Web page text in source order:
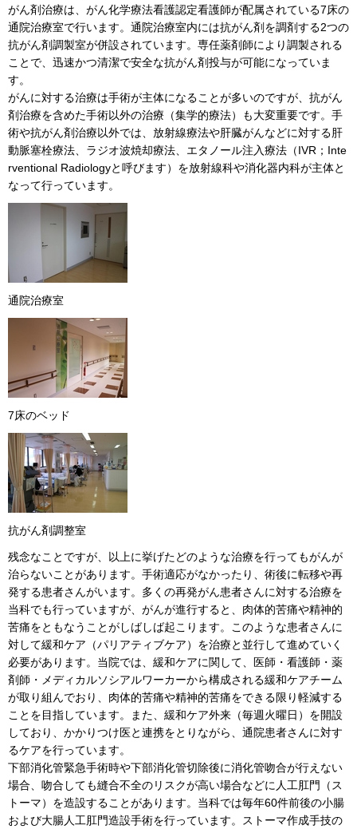
がん剤治療は、がん化学療法看護認定看護師が配属されている7床の
通院治療室で行います。通院治療室内には抗がん剤を調剤する2つの
抗がん剤調製室が併設されています。専任薬剤師により調製される
ことで、迅速かつ清潔で安全な抗がん剤投与が可能になっていま
す。
がんに対する治療は手術が主体になることが多いのですが、抗がん
剤治療を含めた手術以外の治療（集学的療法）も大変重要です。手
術や抗がん剤治療以外では、放射線療法や肝臓がんなどに対する肝
動脈塞栓療法、ラジオ波焼却療法、エタノール注入療法（IVR；Inte
rventional Radiologyと呼びます）を放射線科や消化器内科が主体と
なって行っています。
通院治療室
7床のベッド
抗がん剤調整室
残念なことですが、以上に挙げたどのような治療を行ってもがんが
治らないことがあります。手術適応がなかったり、術後に転移や再
発する患者さんがいます。多くの再発がん患者さんに対する治療を
当科でも行っていますが、がんが進行すると、肉体的苦痛や精神的
苦痛をともなうことがしばしば起こります。このような患者さんに
対して緩和ケア（パリアティブケア）を治療と並行して進めていく
必要があります。当院では、緩和ケアに関して、医師・看護師・薬
剤師・メディカルソシアルワーカーから構成される緩和ケアチーム
が取り組んでおり、肉体的苦痛や精神的苦痛をできる限り軽減する
ことを目指しています。また、緩和ケア外来（毎週火曜日）を開設
しており、かかりつけ医と連携をとりながら、通院患者さんに対す
るケアを行っています。
下部消化管緊急手術時や下部消化管切除後に消化管吻合が行えない
場合、吻合しても縫合不全のリスクが高い場合などに人工肛門（ス
トーマ）を造設することがあります。当科では毎年60件前後の小腸
および大腸人工肛門造設手術を行っています。ストーマ作成手技の